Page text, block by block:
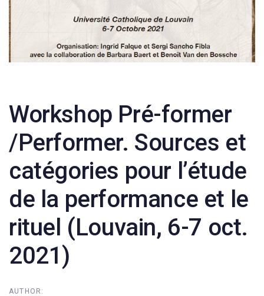
Workshop Pré-former
/Performer. Sources et
catégories pour l’étude
de la performance et le
rituel (Louvain, 6-7 oct.
2021)
AUTHOR:
Post
navigation